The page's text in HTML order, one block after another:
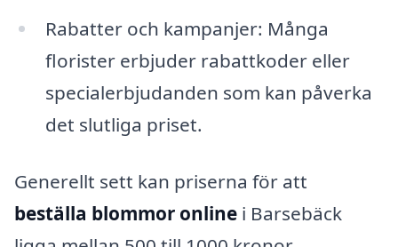
Rabatter och kampanjer: Många
florister erbjuder rabattkoder eller
specialerbjudanden som kan påverka
det slutliga priset.
Generellt sett kan priserna för att
beställa blommor online i Barsebäck